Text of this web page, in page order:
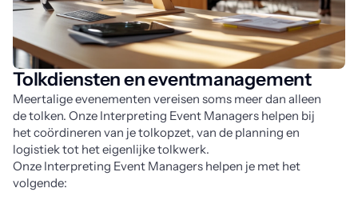
Tolkdiensten en eventmanagement
Meertalige evenementen vereisen soms meer dan alleen
de tolken. Onze Interpreting Event Managers helpen bij
het coördineren van je tolkopzet, van de planning en
logistiek tot het eigenlijke tolkwerk.
Onze Interpreting Event Managers helpen je met het
volgende: